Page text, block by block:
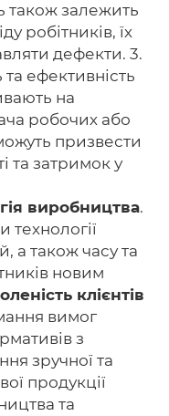
також залежить
робітників, їх
дефекти. 3.
ефективність
на
робочих або
призвести
та затримок у
виробництва.
технології
а також часу та
новим
клієнтів
вимог
з
зручної та
продукції
та